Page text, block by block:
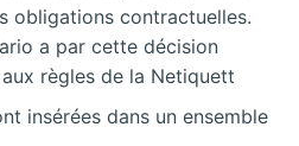
obligations contractuelles.
a par cette décision
règles de la Netiquett
insérées dans un ensemble